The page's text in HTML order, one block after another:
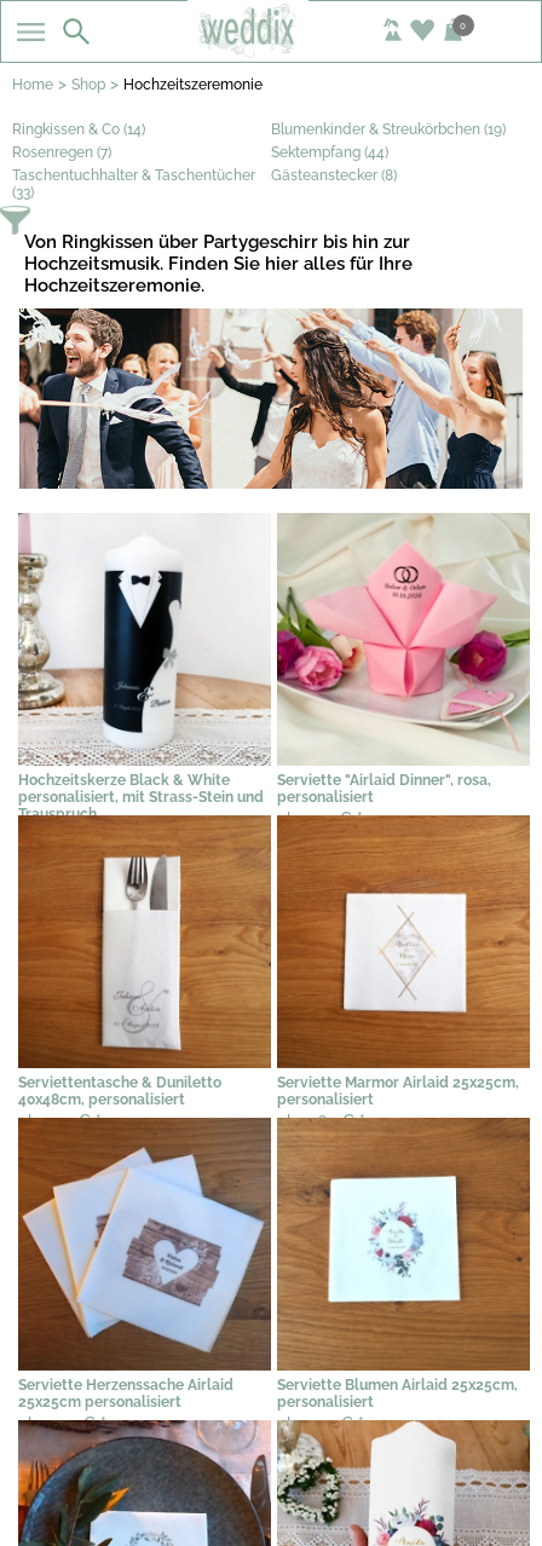
0
Home > Shop > Hochzeitszeremonie
Ringkissen & Co (14)
Blumenkinder & Streukörbchen (19)
Rosenregen (7)
Sektempfang (44)
Taschentuchhalter & Taschentücher
(33)
Gästeanstecker (8)
Von Ringkissen über Partygeschirr bis hin zur
Hochzeitsmusik. Finden Sie hier alles für Ihre
Hochzeitszeremonie.
Hochzeitskerze Black & White
personalisiert, mit Strass-Stein und
Trauspruch
Serviette "Airlaid Dinner", rosa,
personalisiert
ab 0,72 €*
Serviettentasche & Duniletto
40x48cm, personalisiert
ab 1,10 €*
Serviette Marmor Airlaid 25x25cm,
personalisiert
ab 0,65 €*
Serviette Herzenssache Airlaid
25x25cm personalisiert
ab 0,59 €*
Serviette Blumen Airlaid 25x25cm,
personalisiert
ab 0,79 €*